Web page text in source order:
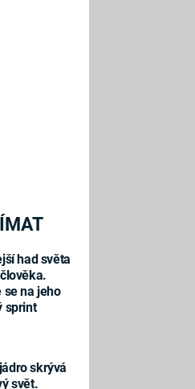
had světa
se na jeho
sprint
skrývá
svět.